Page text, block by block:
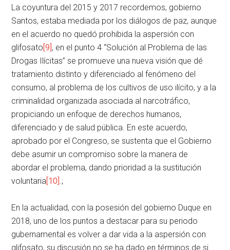
La coyuntura del 2015 y 2017 recordemos, gobierno
Santos, estaba mediada por los diálogos de paz, aunque
en el acuerdo no quedó prohibida la aspersión con
glifosato [9] , en el punto 4 “Solución al Problema de las
Drogas Ilícitas” se promueve una nueva visión que dé
tratamiento distinto y diferenciado al fenómeno del
consumo, al problema de los cultivos de uso ilícito, y a la
criminalidad organizada asociada al narcotráfico,
propiciando un enfoque de derechos humanos,
diferenciado y de salud pública. En este acuerdo,
aprobado por el Congreso, se sustenta que el Gobierno
debe asumir un compromiso sobre la manera de
abordar el problema, dando prioridad a la sustitución
voluntaria [10] .;
En la actualidad, con la posesión del gobierno Duque en
2018, uno de los puntos a destacar para su periodo
gubernamental es volver a dar vida a la aspersión con
glifosato, su discusión no se ha dado en términos de si